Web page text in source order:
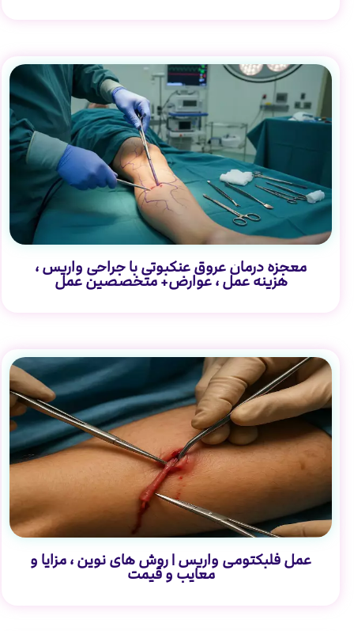
معجزه درمان عروق عنکبوتی با جراحی واریس ،
هزینه عمل ، عوارض+ متخصصین عمل
عمل فلبکتومی واریس | روش های نوین ، مزایا و
معایب و قیمت